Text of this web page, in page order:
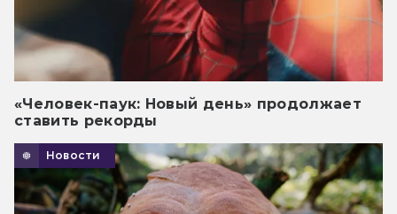
«Человек-паук: Новый день» продолжает
ставить рекорды
Новости